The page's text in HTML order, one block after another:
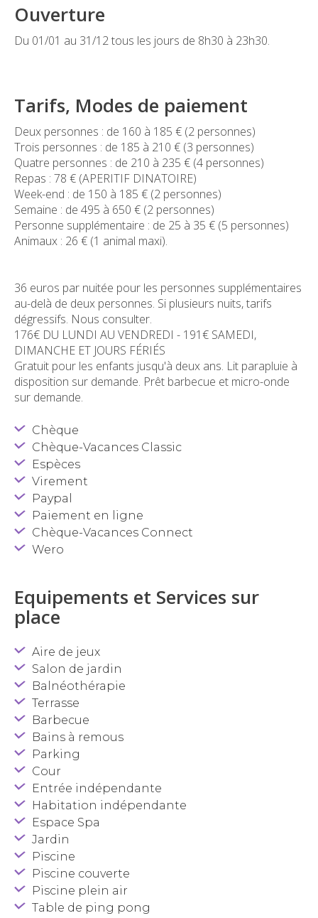
Ouverture
Du 01/01 au 31/12 tous les jours de 8h30 à 23h30.
Tarifs, Modes de paiement
Deux personnes : de 160 à 185 € (2 personnes)
Trois personnes : de 185 à 210 € (3 personnes)
Quatre personnes : de 210 à 235 € (4 personnes)
Repas : 78 € (APERITIF DINATOIRE)
Week-end : de 150 à 185 € (2 personnes)
Semaine : de 495 à 650 € (2 personnes)
Personne supplémentaire : de 25 à 35 € (5 personnes)
Animaux : 26 € (1 animal maxi).
36 euros par nuitée pour les personnes supplémentaires
au-delà de deux personnes. Si plusieurs nuits, tarifs
dégressifs. Nous consulter.
176€ DU LUNDI AU VENDREDI - 191€ SAMEDI,
DIMANCHE ET JOURS FÉRIÉS
Gratuit pour les enfants jusqu'à deux ans. Lit parapluie à
disposition sur demande. Prêt barbecue et micro-onde
sur demande.
Chèque
Chèque-Vacances Classic
Espèces
Virement
Paypal
Paiement en ligne
Chèque-Vacances Connect
Wero
Equipements et Services sur
place
Aire de jeux
Salon de jardin
Balnéothérapie
Terrasse
Barbecue
Bains à remous
Parking
Cour
Entrée indépendante
Habitation indépendante
Espace Spa
Jardin
Piscine
Piscine couverte
Piscine plein air
Table de ping pong